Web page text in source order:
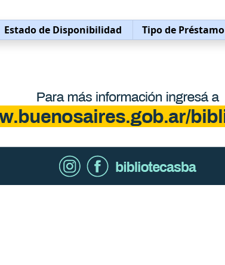
Estado de Disponibilidad Tipo de Préstamo